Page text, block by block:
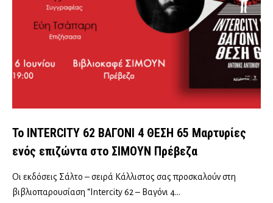
Το INTERCITY 62 ΒΑΓΟΝΙ 4 ΘΕΣΗ 65 Μαρτυρίες
ενός επιζώντα στο ΣΙΜΟΥΝ Πρέβεζα
Οι εκδόσεις Σάλτο – σειρά Κάλλιστος σας προσκαλούν στη
βιβλιοπαρουσίαση “Intercity 62 – Βαγόνι 4…